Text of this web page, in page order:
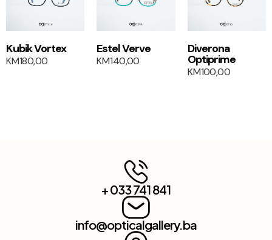
Kubik Vortex
KM180,00
Estel Verve
KM140,00
Diverona
Optiprime
KM100,00
+ 033 741 841
info@opticalgallery.ba